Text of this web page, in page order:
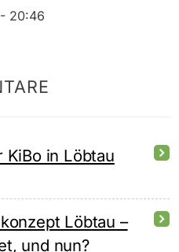
20:46
KiBo in Löbtau
Löbtau –
und nun?